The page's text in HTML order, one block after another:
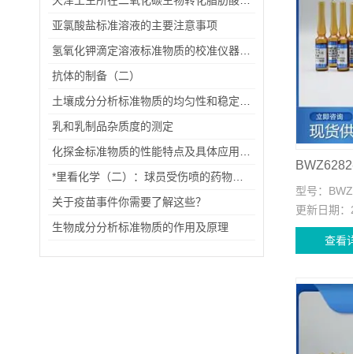
亚氯酸盐标准溶液的主要注意事项
抗体的制备（二）
乳和乳制品杂质度的测定
关于疫苗事件你需要了解这些？
生物成分分析标准物质的作用及原理
型号：
更新日期：
查看